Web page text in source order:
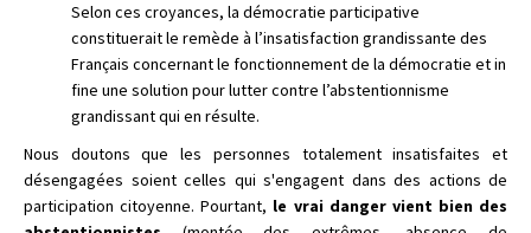
Selon ces croyances, la démocratie participative
constituerait le remède à l’insatisfaction grandissante des
Français concernant le fonctionnement de la démocratie et in
fine une solution pour lutter contre l’abstentionnisme
grandissant qui en résulte.
Nous doutons que les personnes totalement insatisfaites et
désengagées soient celles qui s'engagent dans des actions de
participation citoyenne. Pourtant, le vrai danger vient bien des